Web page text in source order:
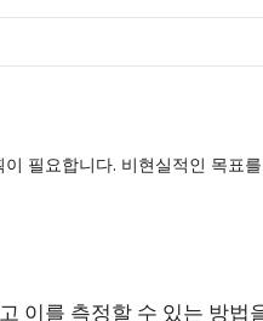
필요합니다. 비현실적인 목표
이를 측정할 수 있는 방법